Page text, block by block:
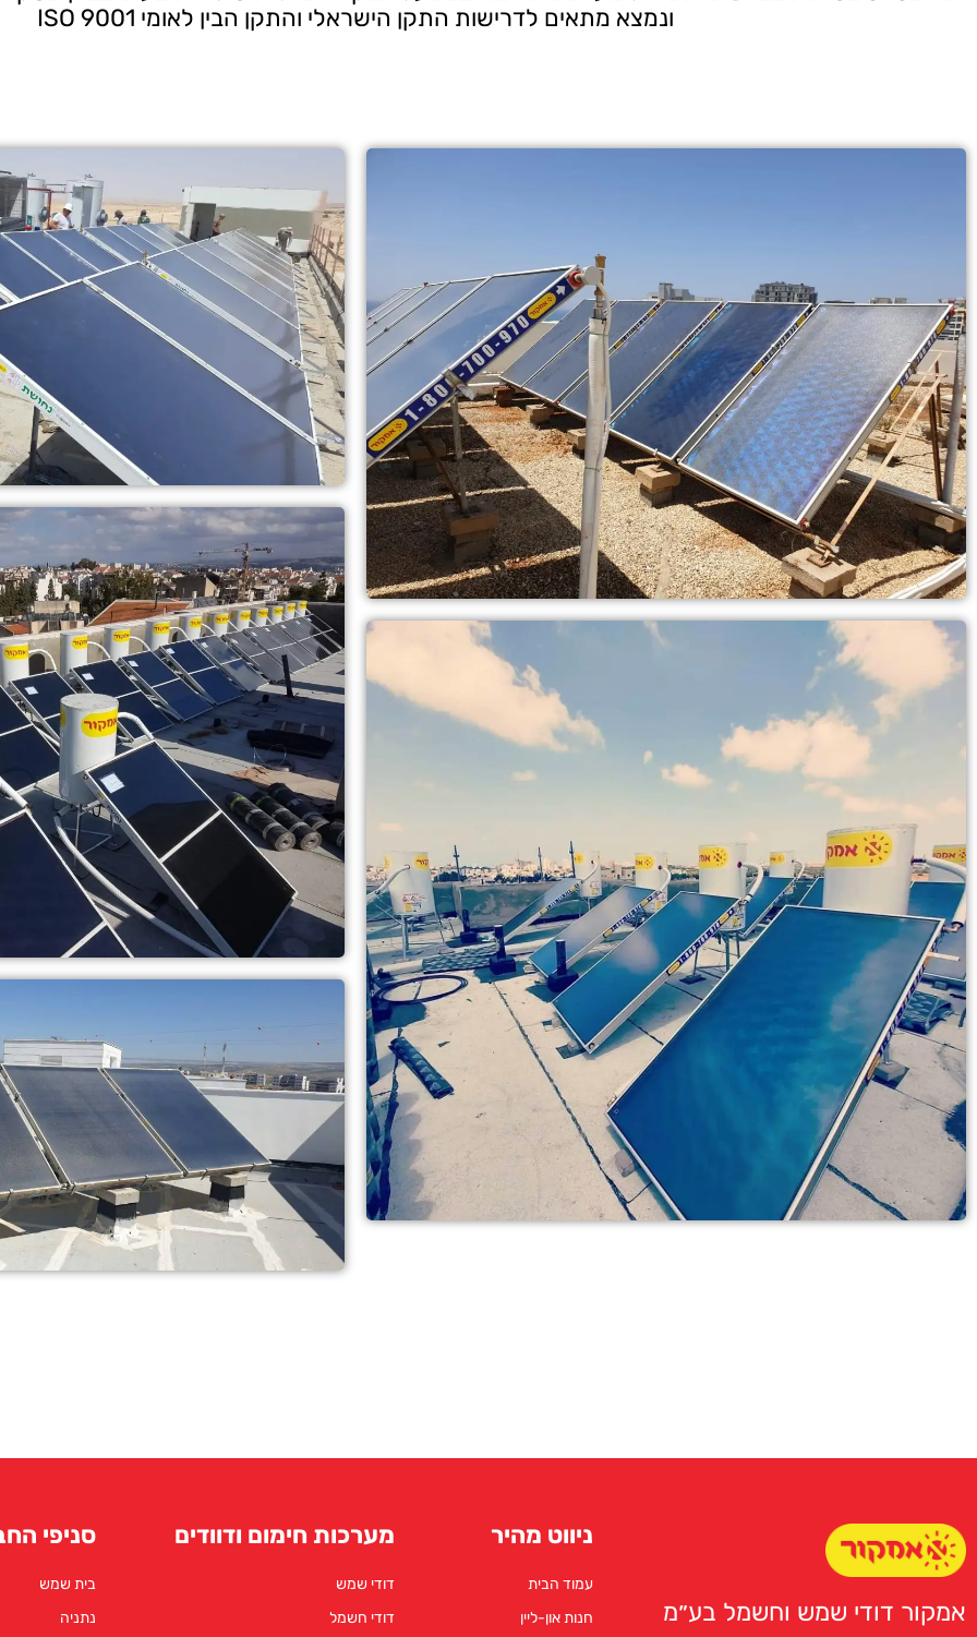
ונמצא מתאים לדרישות התקן הישראלי והתקן הבין לאומי ISO 9001
אמקור דודי שמש וחשמל בע״מ
ניווט מהיר
עמוד הבית
חנות און-ליין
מערכות חימום ודוודים
דודי שמש
דודי חשמל
סניפי
בית שמש
נתניה